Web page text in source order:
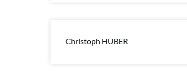
Christoph HUBER